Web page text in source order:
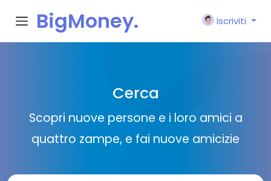
BigMoney.
Iscriviti
Cerca
Scopri nuove persone e i loro amici a
quattro zampe, e fai nuove amicizie